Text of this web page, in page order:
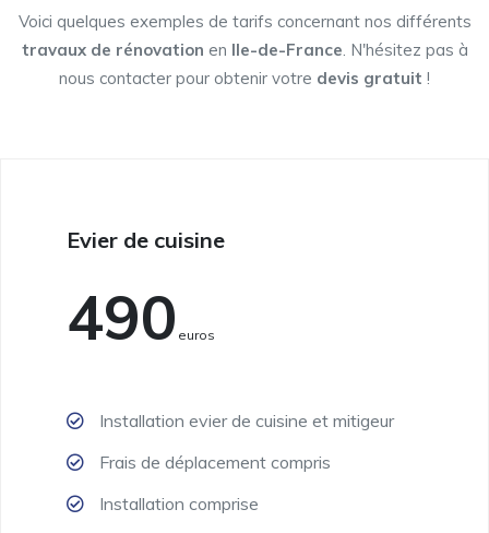
Voici quelques exemples de tarifs concernant nos différents
travaux de rénovation en Ile-de-France. N'hésitez pas à
nous contacter pour obtenir votre devis gratuit !
Evier de cuisine
490 Euros
Installation evier de cuisine et mitigeur
Frais de déplacement compris
Installation comprise